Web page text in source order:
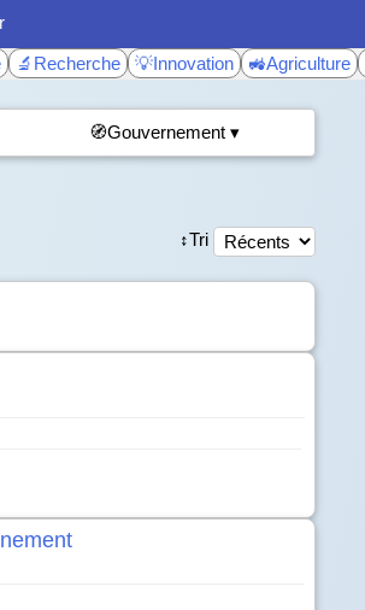
🔬Recherche 💡Innovation 🚜Agriculture
🧭Gouvernement ▾
↕️Tri